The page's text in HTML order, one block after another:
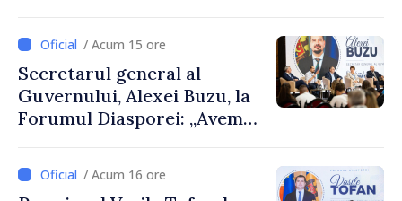
despre parcursul european
al Republicii Moldova.
/ Acum 15 ore
Secretarul general al
Guvernului, Alexei Buzu, la
Forumul Diasporei: „Avem
dumneavoastră pentru a
construi comunități mai
/ Acum 16 ore